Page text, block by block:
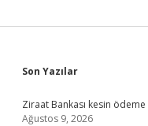
Demek
Sidebar
Son Yazılar
Ziraat Bankası kesin
Ağustos 9, 2026